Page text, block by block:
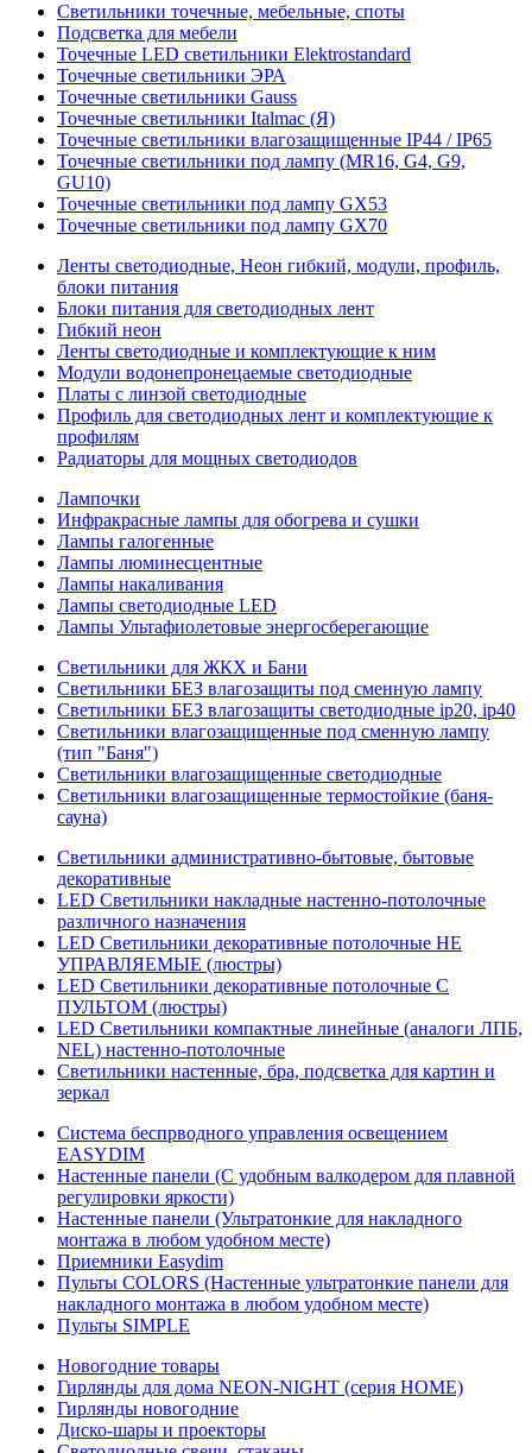
Светильники точечные, мебельные, споты
Подсветка для мебели
Точечные LED светильники Elektrostandard
Точечные светильники ЭРА
Точечные светильники Gauss
Точечные светильники Italmac (Я)
Точечные светильники влагозащищенные IP44 / IP65
Точечные светильники под лампу (MR16, G4, G9,
GU10)
Точечные светильники под лампу GX53
Точечные светильники под лампу GX70
Ленты светодиодные, Неон гибкий, модули, профиль,
блоки питания
Блоки питания для светодиодных лент
Гибкий неон
Ленты светодиодные и комплектующие к ним
Модули водонепронецаемые светодиодные
Платы с линзой светодиодные
Профиль для светодиодных лент и комплектующие к
профилям
Радиаторы для мощных светодиодов
Лампочки
Инфракрасные лампы для обогрева и сушки
Лампы галогенные
Лампы люминесцентные
Лампы накаливания
Лампы светодиодные LED
Лампы Ультафиолетовые энергосберегающие
Светильники для ЖКХ и Бани
Светильники БЕЗ влагозащиты под сменную лампу
Светильники БЕЗ влагозащиты светодиодные ip20, ip40
Светильники влагозащищенные под сменную лампу
(тип "Баня")
Светильники влагозащищенные светодиодные
Светильники влагозащищенные термостойкие (баня-
сауна)
Светильники административно-бытовые, бытовые
декоративные
LED Cветильники накладные настенно-потолочные
различного назначения
LED Светильники декоративные потолочные НЕ
УПРАВЛЯЕМЫЕ (люстры)
LED Светильники декоративные потолочные С
ПУЛЬТОМ (люстры)
LED Светильники компактные линейные (аналоги ЛПБ,
NEL) настенно-потолочные
Светильники настенные, бра, подсветка для картин и
зеркал
Система беспрводного управления освещением
EASYDIM
Настенные панели (С удобным валкодером для плавной
регулировки яркости)
Настенные панели (Ультратонкие для накладного
монтажа в любом удобном месте)
Приемники Easydim
Пульты COLORS (Настенные ультратонкие панели для
накладного монтажа в любом удобном месте)
Пульты SIMPLE
Новогодние товары
Гирлянды для дома NEON-NIGHT (серия HOME)
Гирлянды новогодние
Диско-шары и проекторы